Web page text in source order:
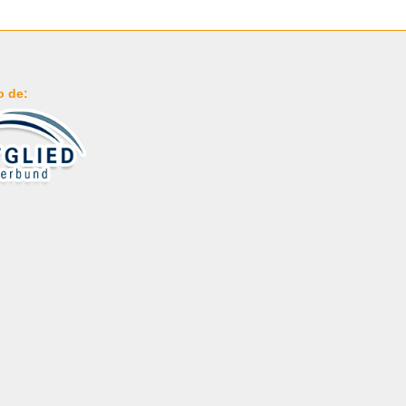
de: